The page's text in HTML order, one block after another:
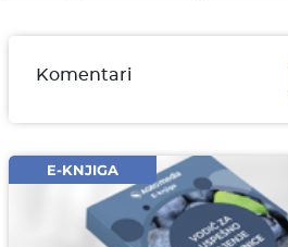
Komentari
Email* obavezno
Komentar* obavezno
E-KNJIGA